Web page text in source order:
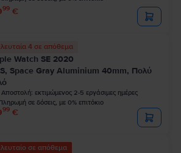
99 €
4 σε απόθεμα
Watch SE 2020
Space Gray Aluminium 40mm, Πολύ
Αποστολή: εκτιμώμενος 2-5 εργάσιμες ημέρες
σε δόσεις, με 0% επιτόκιο
99 €
σε απόθεμα